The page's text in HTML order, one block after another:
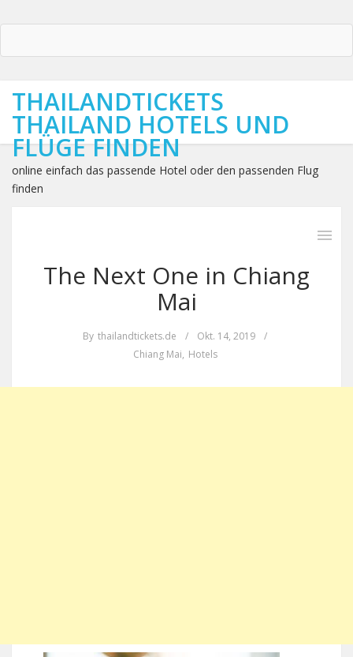
THAILANDTICKETS
THAILAND HOTELS UND
FLÜGE FINDEN
online einfach das passende Hotel oder den passenden Flug
finden
The Next One in Chiang
Mai
By thailandtickets.de / Okt. 14, 2019
/
Chiang Mai, Hotels